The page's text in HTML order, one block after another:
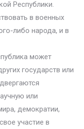
Республики.
в военных
либо народа, и в
может
государств или
или
демократии,
участие в